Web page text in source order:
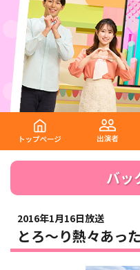
バッ
2016年1月16日放送
とろ～り熱々あっ